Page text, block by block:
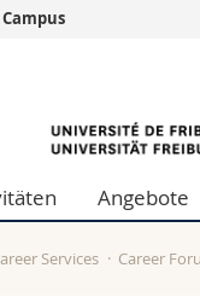
Campus
Campus
Angebote
Services Career